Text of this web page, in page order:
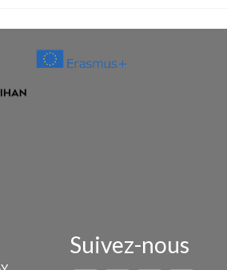
Suivez-nous